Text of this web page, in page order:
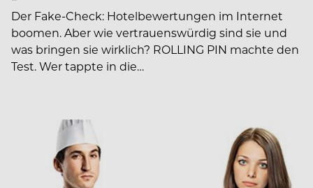
Der Fake-Check: Hotelbewertungen im Internet
boomen. Aber wie vertrauenswürdig sind sie und
was bringen sie wirklich? ROLLING PIN machte den
Test. Wer tappte in die…